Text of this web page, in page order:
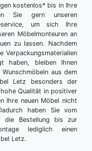
kostenlos* bis in Ihre
Sie gern unseren
um sich Ihre
Möbelmonteuren an
zu lassen. Nachdem
Verpackungsmaterialien
haben, bleiben Ihnen
aus dem
Letz besonders der
Qualität in positiver
Ihre neuen Möbel nicht
haben Sie vom
die Bestellung bis zur
lediglich einen
Letz.